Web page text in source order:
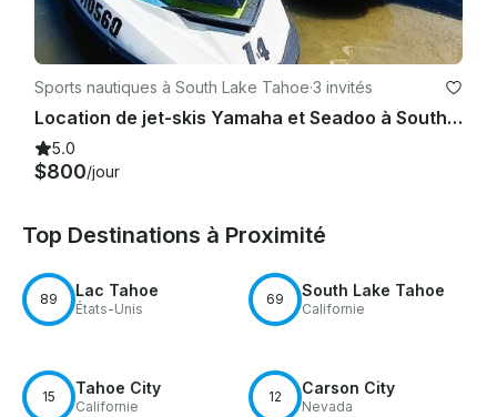
Sports nautiques à South Lake Tahoe·3 invités
Location de jet-skis Yamaha et Seadoo à South Lake Tahoe, en Californie
5.0
$800/jour
Top Destinations à Proximité
89 Lac Tahoe
États-Unis
69 South Lake Tahoe
Californie
15 Tahoe City
Californie
12 Carson City
Nevada